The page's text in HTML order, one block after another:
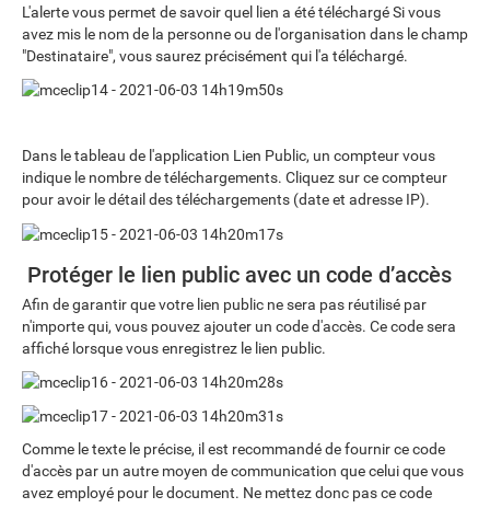
L'alerte vous permet de savoir quel lien a été téléchargé Si vous
avez mis le nom de la personne ou de l'organisation dans le champ
"Destinataire", vous saurez précisément qui l'a téléchargé.
Dans le tableau de l'application Lien Public, un compteur vous
indique le nombre de téléchargements. Cliquez sur ce compteur
pour avoir le détail des téléchargements (date et adresse IP).
Protéger le lien public avec un code d’accès
Afin de garantir que votre lien public ne sera pas réutilisé par
n'importe qui, vous pouvez ajouter un code d'accès. Ce code sera
affiché lorsque vous enregistrez le lien public.
Comme le texte le précise, il est recommandé de fournir ce code
d'accès par un autre moyen de communication que celui que vous
avez employé pour le document. Ne mettez donc pas ce code